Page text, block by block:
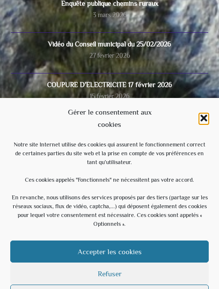
Gérer le consentement aux
cookies
Notre site Internet utilise des cookies qui assurent le fonctionnement correct
de certaines parties du site web et la prise en compte de vos préférences en
tant qu’utilisateur.
Ces cookies appelés "Fonctionnels" ne nécessitent pas votre accord.
En revanche, nous utilisons des services proposés par des tiers (partage sur les
réseaux sociaux, flux de vidéo, captcha,...) qui déposent également des cookies
pour lequel votre consentement est nécessaire. Ces cookies sont appelés «
Optionnels ».
Accepter les cookies
Refuser
Enquête publique chemins ruraux
3 mars 2026
Vidéo du Conseil municipal du 25/02/2026
27 février 2026
COUPURE D’ELECTRICITE 17 février 2026
15 février 2026
Video du conseil municipal du 28/11/2025
Ecole
3 septembre 2025
Évènements à venir
Soirée Estivale – With U – Hommage à U2
Voir le calendrier